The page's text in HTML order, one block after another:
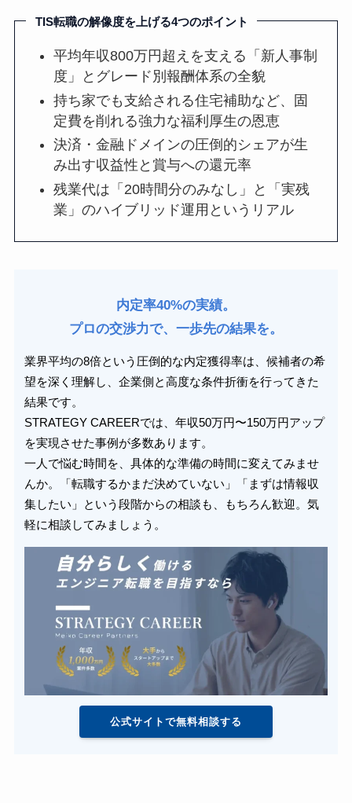
TIS転職の解像度を上げる4つのポイント
平均年収800万円超えを支える「新人事制
度」とグレード別報酬体系の全貌
持ち家でも支給される住宅補助など、固
定費を削れる強力な福利厚生の恩恵
決済・金融ドメインの圧倒的シェアが生
み出す収益性と賞与への還元率
残業代は「20時間分のみなし」と「実残
業」のハイブリッド運用というリアル
内定率40%の実績。
プロの交渉力で、一歩先の結果を。
業界平均の8倍という圧倒的な内定獲得率は、候補者の希
望を深く理解し、企業側と高度な条件折衝を行ってきた
結果です。
STRATEGY CAREERでは、年収50万円〜150万円アップ
を実現させた事例が多数あります。
一人で悩む時間を、具体的な準備の時間に変えてみませ
んか。「転職するかまだ決めていない」「まずは情報収
集したい」という段階からの相談も、もちろん歓迎。気
軽に相談してみましょう。
公式サイトで無料相談する